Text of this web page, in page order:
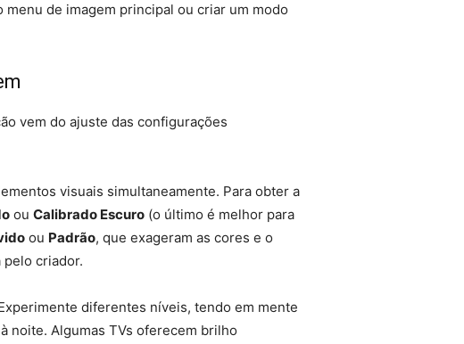
de imagem principal ou criar um modo
vem do ajuste das configurações
visuais simultaneamente. Para obter a
ou Calibrado Escuro (o último é melhor para
ou Padrão, que exageram as cores e o
criador.
diferentes níveis, tendo em mente
noite. Algumas TVs oferecem brilho